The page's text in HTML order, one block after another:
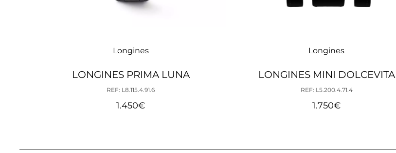
Longines
LONGINES PRIMA LUNA
REF: L8.115.4.91.6
1.450€
Longines
LONGINES MINI DOLCEVITA
REF: L5.200.4.71.4
1.750€